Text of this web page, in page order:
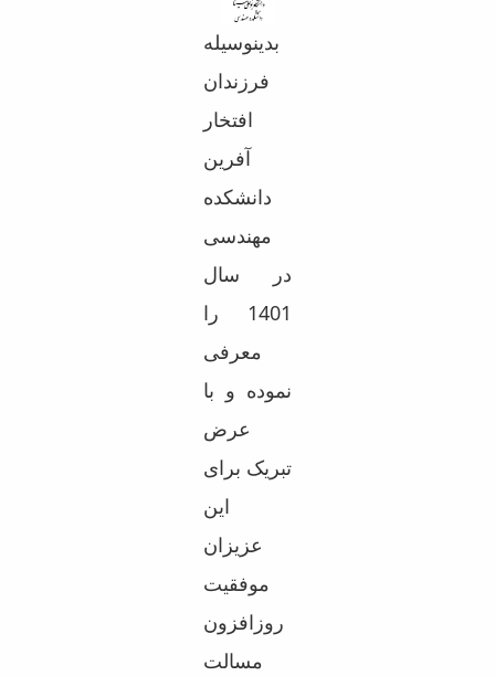
بدینوسیله
فرزندان
افتخار
آفرین
دانشکده
مهندسی
در سال
1401 را
معرفی
نموده و با
عرض
تبریک برای
این
عزیزان
موفقیت
روزافزون
مسالت